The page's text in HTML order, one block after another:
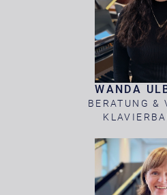
WANDA
BERATUNG &